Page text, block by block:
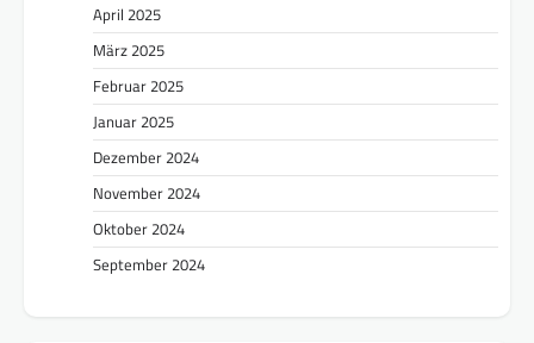
April 2025
März 2025
Februar 2025
Januar 2025
Dezember 2024
November 2024
Oktober 2024
September 2024